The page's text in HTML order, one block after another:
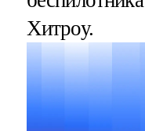
Хитроу.